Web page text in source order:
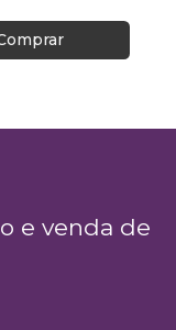
e venda de